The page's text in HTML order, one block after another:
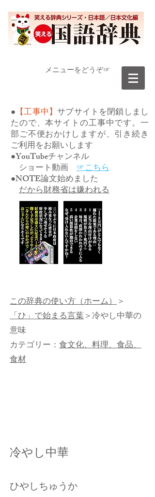
​メニューをどうぞ☞
● 【工事中】サブサイトを閉鎖しまし
たので、本サイトの工事中です。一
部ご不便おかけしますが、引き続き
ご利用をお願いします
●YouTubeチャンネル
ショート動画 ☞こちら
●NOTE論文始めました
だから財務省は嫌われる
この辞典の使い方（ホーム）＞
「ひ」で始まる言葉＞冷やし中華の
意味
カテゴリー： 食文化、料理、食品、
食材
冷やし中華
ひやしちゅうか